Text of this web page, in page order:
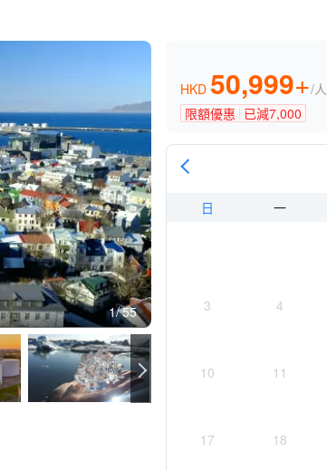
1 55
HKD 50,999+/人
限額優惠 已減7,000
日 一
3 4
10 11
17 18